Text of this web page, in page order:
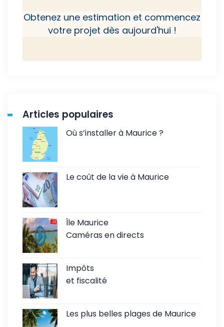
Obtenez une estimation et commencez
votre projet dès aujourd'hui !
Articles populaires
Où s’installer à Maurice ?
Le coût de la vie à Maurice
Île Maurice
Caméras en directs
Impôts
et fiscalité
Les plus belles plages de Maurice